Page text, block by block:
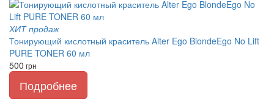
ХИТ продаж
Тонирующий кислотный краситель Alter Ego BlondeEgo No Lift
PURE TONER 60 мл
500 грн
Подробнее